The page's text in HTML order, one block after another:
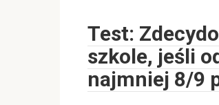
Test:
szkole, jeśli
najmniej 8/9